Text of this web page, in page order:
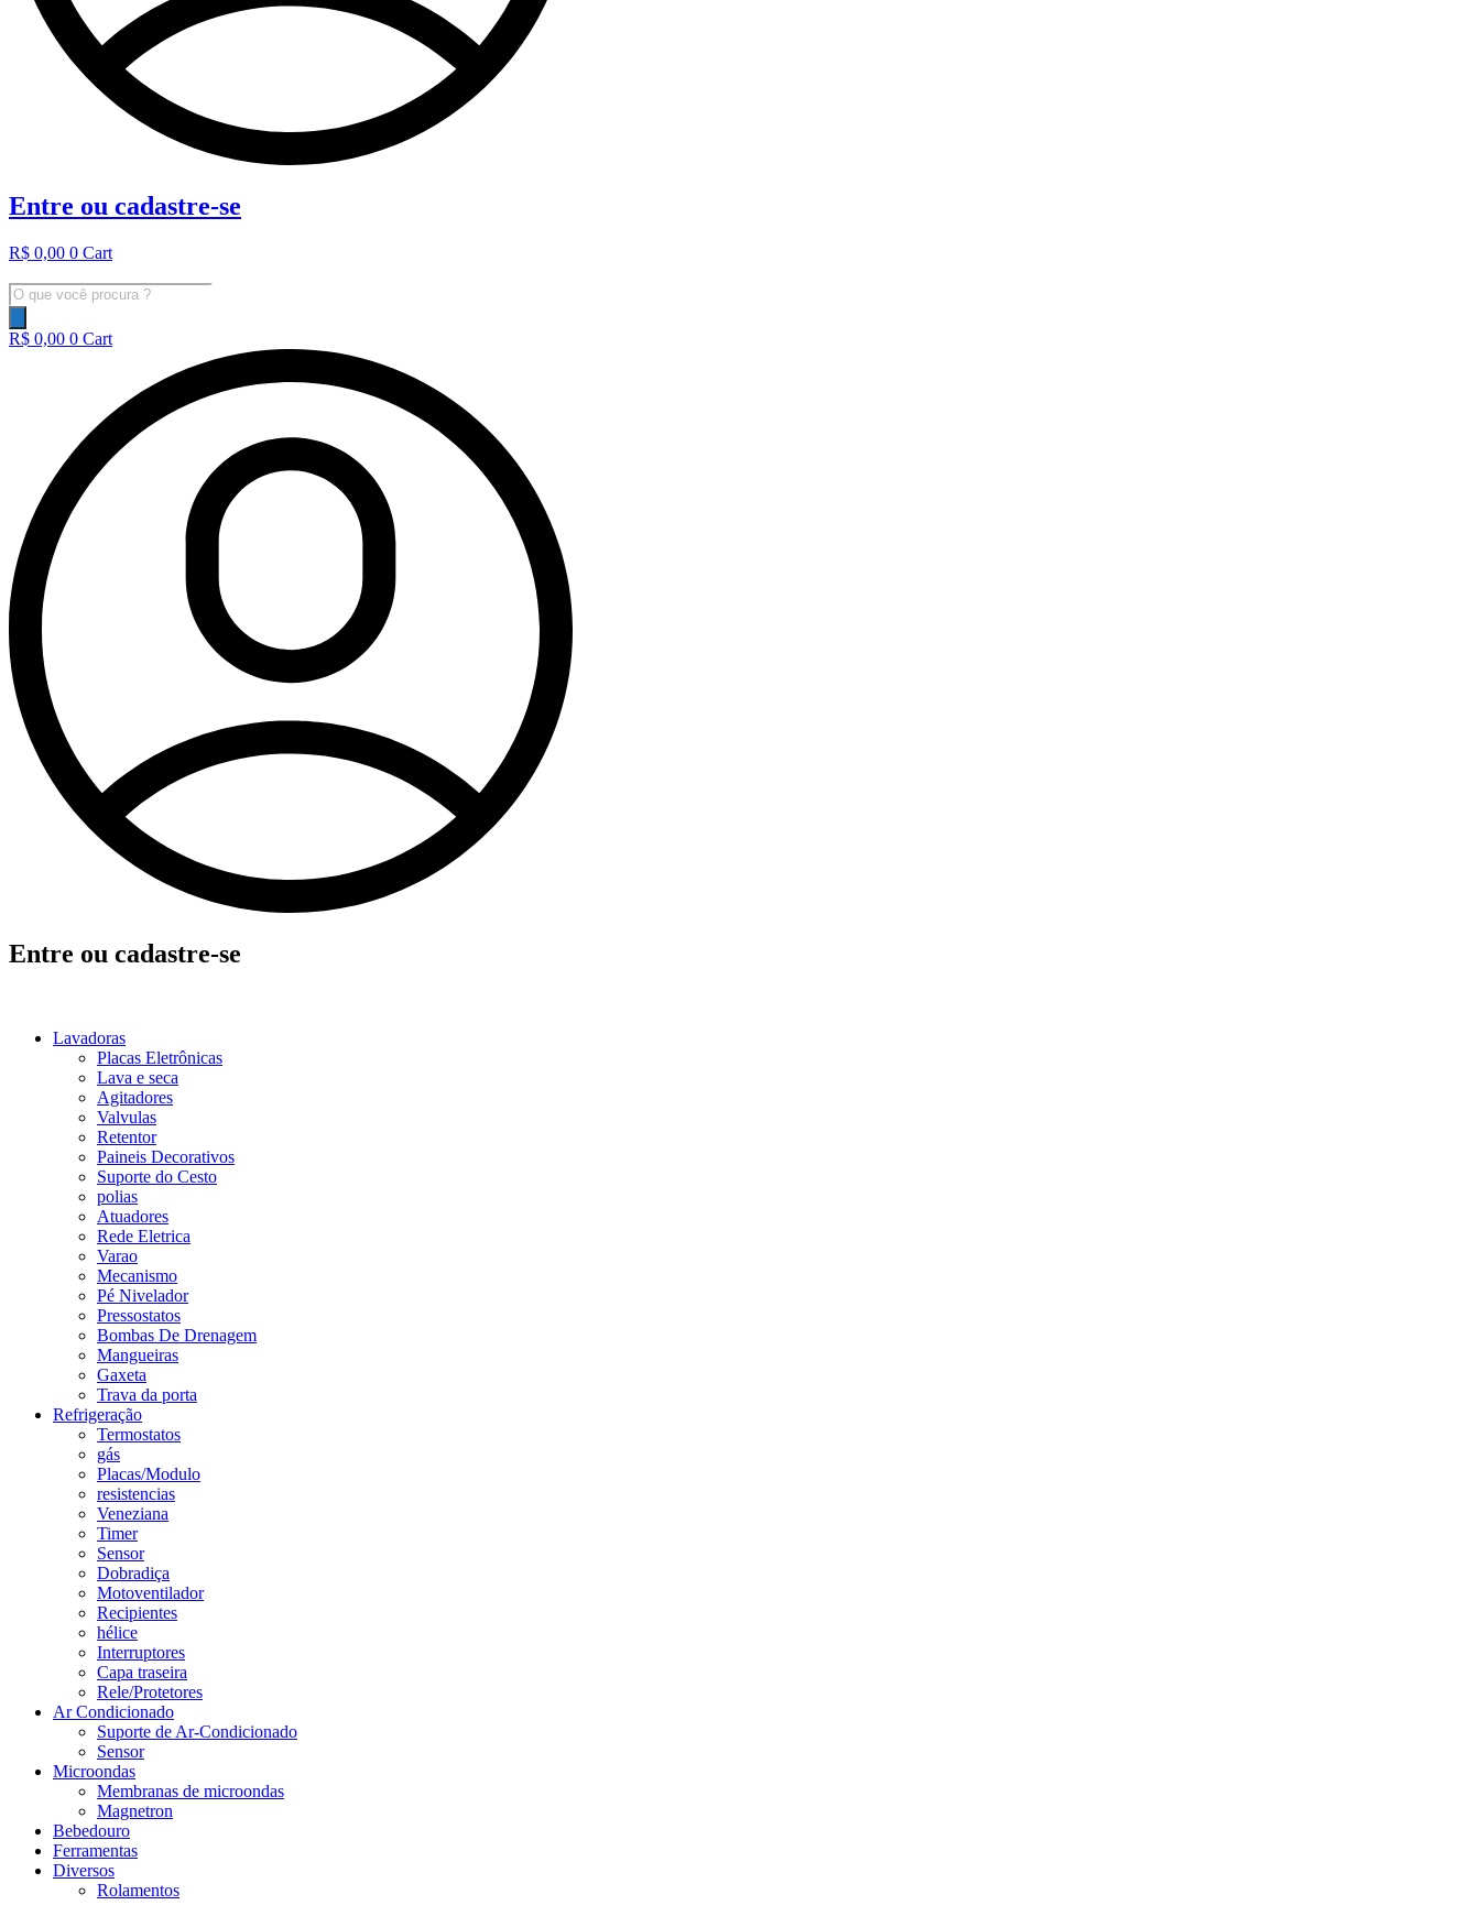
Entre ou cadastre-se
R$ 0,00 0 Cart
Pesquisar
produtos
R$ 0,00 0 Cart
Entre ou cadastre-se
Lavadoras
Placas Eletrônicas
Lava e seca
Agitadores
Valvulas
Retentor
Paineis Decorativos
Suporte do Cesto
polias
Atuadores
Rede Eletrica
Varao
Mecanismo
Pé Nivelador
Pressostatos
Bombas De Drenagem
Mangueiras
Gaxeta
Trava da porta
Refrigeração
Termostatos
gás
Placas/Modulo
resistencias
Veneziana
Timer
Sensor
Dobradiça
Motoventilador
Recipientes
hélice
Interruptores
Capa traseira
Rele/Protetores
Ar Condicionado
Suporte de Ar-Condicionado
Sensor
Microondas
Membranas de microondas
Magnetron
Bebedouro
Ferramentas
Diversos
Rolamentos